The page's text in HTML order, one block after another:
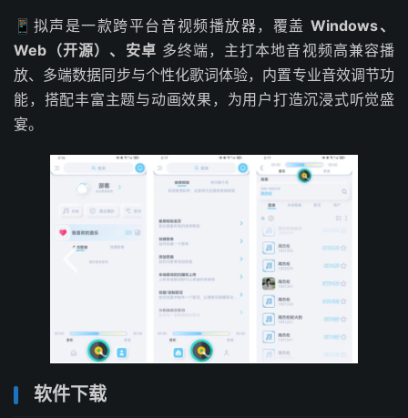
📱拟声是一款跨平台音视频播放器，覆盖Windows、
Web（开源）、安卓 多终端，主打本地音视频高兼容播
放、多端数据同步与个性化歌词体验，内置专业音效调节功
能，搭配丰富主题与动画效果，为用户打造沉浸式听觉盛
宴。
软件下载